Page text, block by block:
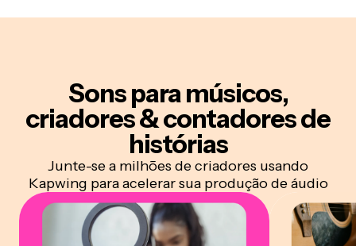
Sons paramúsicos,
criadores & contadores de
histórias
Junte-se a milhões de criadores usando
Kapwing para acelerar sua produção de áudio